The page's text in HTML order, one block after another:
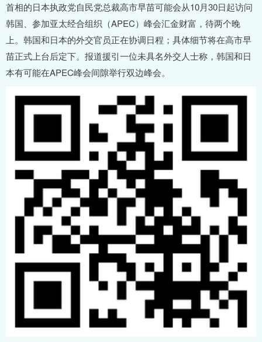
首相的日本执政党自民党总裁高市早苗可能会从10月30日起访问
韩国、参加亚太经合组织（APEC）峰会汇金财富，待两个晚
上。韩国和日本的外交官员正在协调日程；具体细节将在高市早
苗正式上台后定下。报道援引一位未具名外交人士称，韩国和日
本有可能在APEC峰会间隙举行双边峰会。